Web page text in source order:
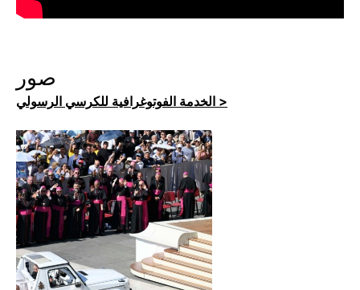
صور
الخدمة الفوتوغرافية للكرسي الرسولي >